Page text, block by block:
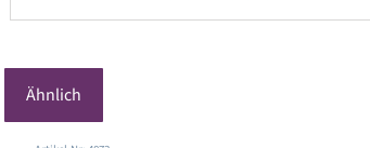
Ähnlich